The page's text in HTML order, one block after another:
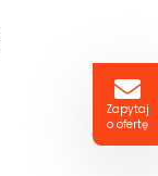
Zapytaj
o ofertę